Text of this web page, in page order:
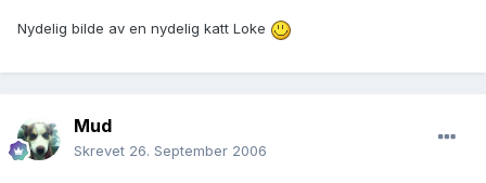
Nydelig bilde av en nydelig katt Loke
Mud
Skrevet 26. September 2006